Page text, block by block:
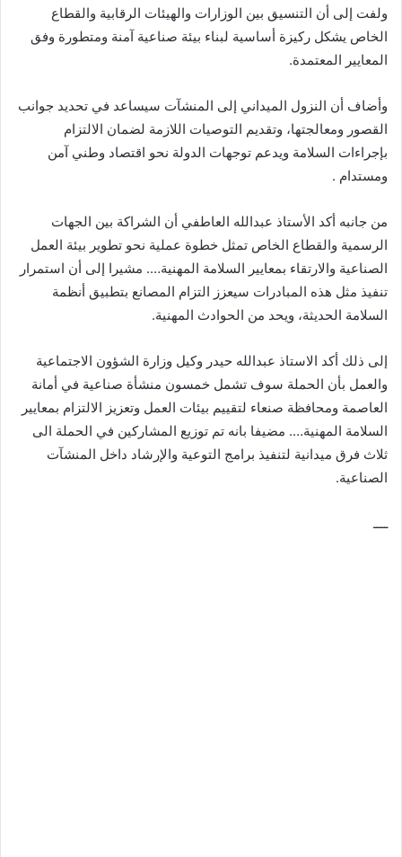
ولفت إلى أن التنسيق بين الوزارات والهيئات الرقابية والقطاع
الخاص يشكل ركيزة أساسية لبناء بيئة صناعية آمنة ومتطورة وفق
المعايير المعتمدة.
وأضاف أن النزول الميداني إلى المنشآت سيساعد في تحديد جوانب
القصور ومعالجتها، وتقديم التوصيات اللازمة لضمان الالتزام
بإجراءات السلامة ويدعم توجهات الدولة نحو اقتصاد وطني آمن
ومستدام .
من جانبه أكد الأستاذ عبدالله العاطفي أن الشراكة بين الجهات
الرسمية والقطاع الخاص تمثل خطوة عملية نحو تطوير بيئة العمل
الصناعية والارتقاء بمعايير السلامة المهنية…. مشيرا إلى أن استمرار
تنفيذ مثل هذه المبادرات سيعزز التزام المصانع بتطبيق أنظمة
السلامة الحديثة، ويحد من الحوادث المهنية.
إلى ذلك أكد الاستاذ عبدالله حيدر وكيل وزارة الشؤون الاجتماعية
والعمل بأن الحملة سوف تشمل خمسون منشأة صناعية في أمانة
العاصمة ومحافظة صنعاء لتقييم بيئات العمل وتعزيز الالتزام بمعايير
السلامة المهنية…. مضيفا بانه تم توزيع المشاركين في الحملة الى
ثلاث فرق ميدانية لتنفيذ برامج التوعية والإرشاد داخل المنشآت
الصناعية.
ــــ